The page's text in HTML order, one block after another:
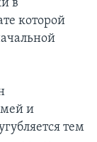
в
которой
и
тем